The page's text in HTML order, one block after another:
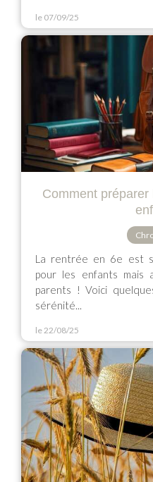
le 07/09/25
Comment
La rentrée en 6e est
pour les enfants mais
parents ! Voici
sérénité...
le 22/08/25